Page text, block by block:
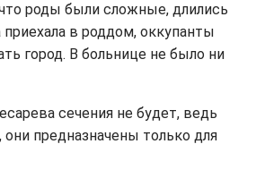
роды были сложные, длились
приехала в роддом, оккупанты
город. В больнице не было ни
сечения не будет, ведь
предназначены только для